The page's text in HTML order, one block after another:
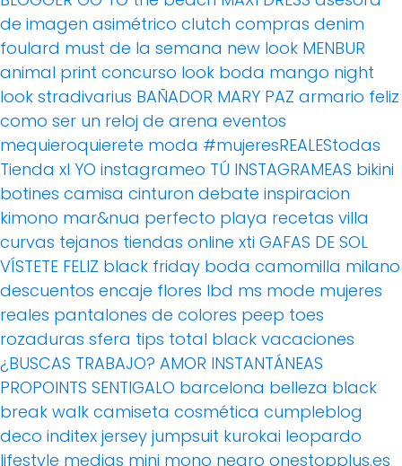
de imagen asimétrico clutch compras denim
foulard must de la semana new look MENBUR
animal print concurso look boda mango night
look stradivarius BAÑADOR MARY PAZ armario feliz
como ser un reloj de arena eventos
mequieroquierete moda #mujeresREALEStodas
Tienda xl YO instagrameo TÚ INSTAGRAMEAS bikini
botines camisa cinturon debate inspiracion
kimono mar&nua perfecto playa recetas villa
curvas tejanos tiendas online xti GAFAS DE SOL
VÍSTETE FELIZ black friday boda camomilla milano
descuentos encaje flores lbd ms mode mujeres
reales pantalones de colores peep toes
rozaduras sfera tips total black vacaciones
¿BUSCAS TRABAJO? AMOR INSTANTÁNEAS
PROPOINTS SENTIGALO barcelona belleza black
break walk camiseta cosmética cumpleblog
deco inditex jersey jumpsuit kurokai leopardo
lifestyle medias mini mono negro onestopplus.es